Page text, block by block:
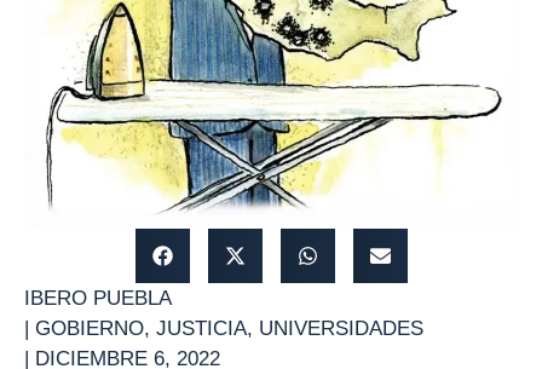
IBERO PUEBLA
GOBIERNO, JUSTICIA, UNIVERSIDADES
DICIEMBRE 6, 2022